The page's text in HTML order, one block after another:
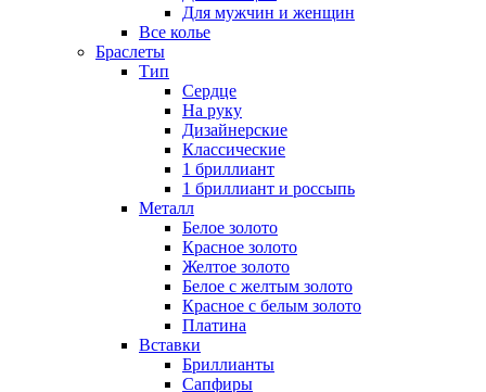
Для мужчин и женщин
Все колье
Браслеты
Тип
Сердце
На руку
Дизайнерские
Классические
1 бриллиант
1 бриллиант и россыпь
Металл
Белое золото
Красное золото
Желтое золото
Белое с желтым золото
Красное с белым золото
Платина
Вставки
Бриллианты
Сапфиры